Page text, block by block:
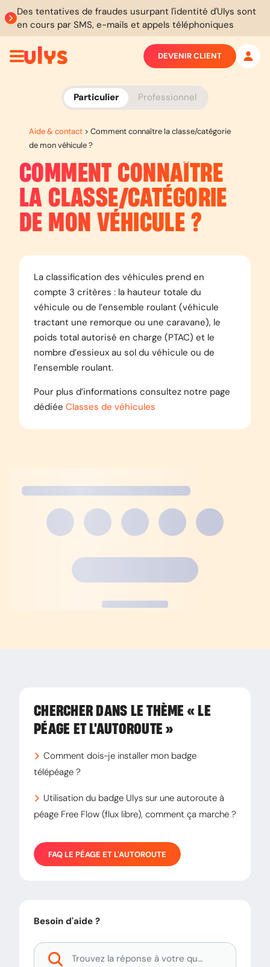
Des tentatives de fraudes usurpant l'identité d'Ulys sont
en cours par SMS, e-mails et appels téléphoniques
Particulier Professionnel
DEVENIR CLIENT
Aide & contact > Comment connaître la classe/catégorie
de mon véhicule ?
COMMENT CONNAÎTRE
LA CLASSE/CATÉGORIE
DE MON VÉHICULE ?
La classification des véhicules prend en
compte 3 critères : la hauteur totale du
véhicule ou de l’ensemble roulant (véhicule
tractant une remorque ou une caravane), le
poids total autorisé en charge (PTAC) et le
nombre d’essieux au sol du véhicule ou de
l’ensemble roulant.
Pour plus d’informations consultez notre page
dédiée Classes de véhicules
CHERCHER DANS LE THÈME « LE
PÉAGE ET L'AUTOROUTE »
Comment dois-je installer mon badge
télépéage ?
Utilisation du badge Ulys sur une autoroute à
péage Free Flow (flux libre), comment ça marche ?
FAQ LE PÉAGE ET L'AUTOROUTE
Besoin d'aide ?